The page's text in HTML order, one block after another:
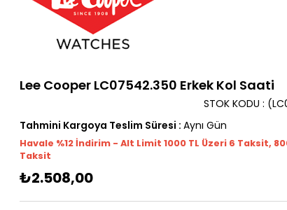
Lee Cooper LC07542.350 Erkek Kol Saati
STOK KODU
Tahmini Kargoya Teslim Süresi : Aynı Gün
Havale %12 İndirim - Alt Limit 1000 TL Üzeri 6 Taksit,
Taksit
₺2.508,00